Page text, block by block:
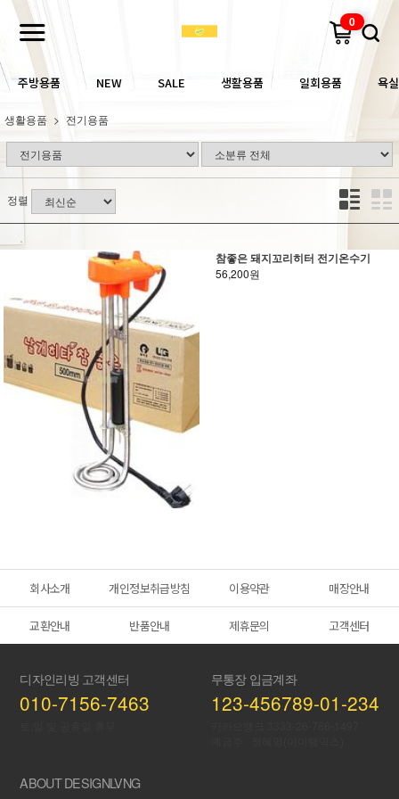
0
주방용품 NEW SALE 생활용품 일회용품 욕
생활용품 전기용품
정렬
참좋은 돼지꼬리히터 전기온수기
56,200원
회사소개 개인정보취급방침 이용약관 매장안내
교환안내 반품안내 제휴문의 고객센터
디자인리빙 고객센터
010-7156-7463
무통장 입금계좌
123-456789-01-234
ABOUT DESIGNLVNG